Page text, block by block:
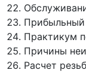
Практикум
Причины
Расчет